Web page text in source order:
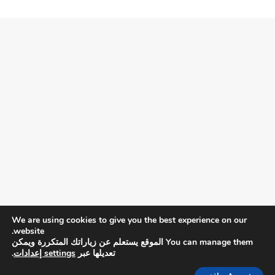
We are using cookies to give you the best experience on our
website.
You can manage them الموقع يستعلم عن زياراتك المتكررة ويمكن
تعديلها عبر settings إعدادات .